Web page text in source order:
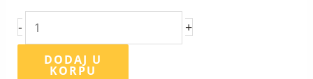
- +
DODAJ U
KORPU